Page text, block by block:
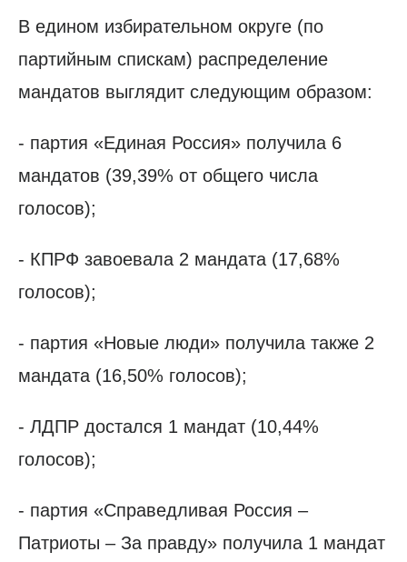
В едином избирательном округе (по
партийным спискам) распределение
мандатов выглядит следующим образом:
- партия «Единая Россия» получила 6
мандатов (39,39% от общего числа
голосов);
- КПРФ завоевала 2 мандата (17,68%
голосов);
- партия «Новые люди» получила также 2
мандата (16,50% голосов);
- ЛДПР достался 1 мандат (10,44%
голосов);
- партия «Справедливая Россия –
Патриоты – За правду» получила 1 мандат